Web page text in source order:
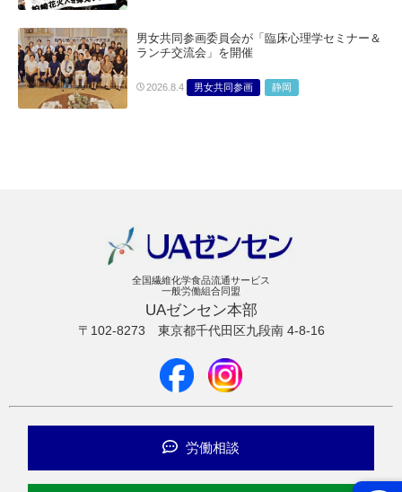
男女共同参画委員会が「臨床心理学セミナー＆
ランチ交流会」を開催
2026.8.4 男女共同参画 静岡
全国繊維化学食品流通サービス
一般労働組合同盟
UAゼンセン本部
〒102-8273 東京都千代田区九段南 4-8-16
労働相談